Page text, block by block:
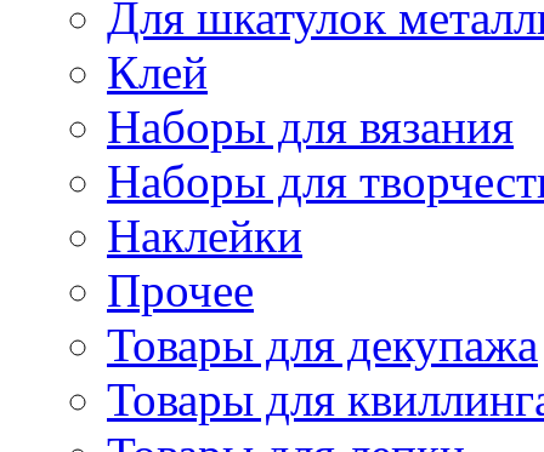
Для шкатулок
Клей
Наборы для вязания
Наборы для
Наклейки
Прочее
Товары для декупажа
Товары для